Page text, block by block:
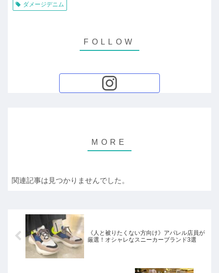
ダメージデニム
関連記事は見つかりませんでした。
《人と被りたくない方向け》アパレル店員が
厳選！オシャレなスニーカーブランド3選